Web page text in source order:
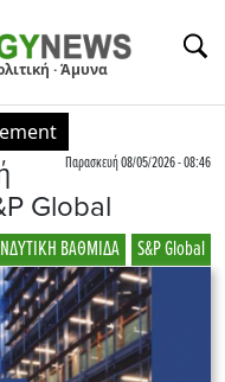
· Άμυνα
Παρασκευή 08/05/2026 - 08:46
Global
S&P Global
ΒΑΘΜΙΔΑ